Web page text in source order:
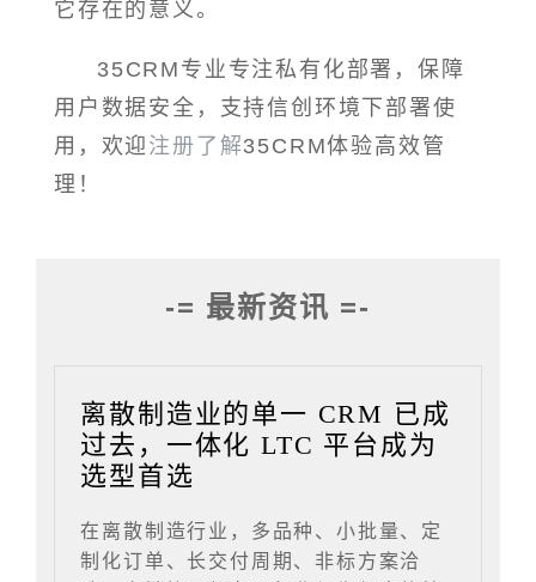
它存在的意义。
35CRM专业专注私有化部署，保障
用户数据安全，支持信创环境下部署使
用，欢迎 注册了解35CRM体验高效管
理！
-= 最新资讯 =-
离散制造业的单一 CRM 已成
过去，一体化 LTC 平台成为
选型首选
在离散制造行业，多品种、小批量、定
制化订单、长交付周期、非标方案洽